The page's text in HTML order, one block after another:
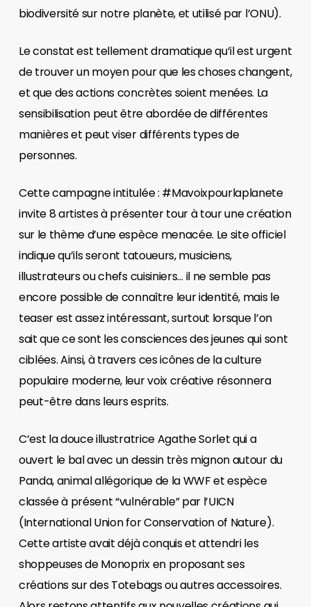
biodiversité sur notre planète, et utilisé par l’ONU).
Le constat est tellement dramatique qu’il est urgent
de trouver un moyen pour que les choses changent,
et que des actions concrètes soient menées. La
sensibilisation peut être abordée de différentes
manières et peut viser différents types de
personnes.
Cette campagne intitulée : #Mavoixpourlaplanete
invite 8 artistes à présenter tour à tour une création
sur le thème d’une espèce menacée. Le site officiel
indique qu’ils seront tatoueurs, musiciens,
illustrateurs ou chefs cuisiniers… il ne semble pas
encore possible de connaître leur identité, mais le
teaser est assez intéressant, surtout lorsque l’on
sait que ce sont les consciences des jeunes qui sont
ciblées. Ainsi, à travers ces icônes de la culture
populaire moderne, leur voix créative résonnera
peut-être dans leurs esprits.
C’est la douce illustratrice Agathe Sorlet qui a
ouvert le bal avec un dessin très mignon autour du
Panda, animal allégorique de la WWF et espèce
classée à présent “vulnérable” par l’UICN
(International Union for Conservation of Nature).
Cette artiste avait déjà conquis et attendri les
shoppeuses de Monoprix en proposant ses
créations sur des Totebags ou autres accessoires.